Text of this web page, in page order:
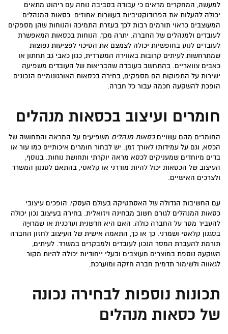
למעשה, המחקרים מראים כי עבודה בסביבה נוחה עם ריהוט מתאים
יכולה להעלות את הפרודוקטיביות בעשרות אחוזים. כסאות המנהלים
המעוצבים כראוי תורמים רבות לכך בעזרת התמיכה והנוחות שהן מספקים
לעובדים ולמנהלים של החברה. יתרה מכך, הנוחות בכסאות המאפשרת
לעובדים לנוע בחופשיות יכולה לצמצם את הסיכוי לפציעות נפוצות
שמתרחשות לעיתים קרובות באווירה המשרדית, כגון כאבי גב תחתון או
כאבים צוואריים. בהתחשב בעובדה שהבריאות של העובדים משפיעה
ישירות על התפוקות הם מספקים, בחירה בכסאות האורגונומיים הנכונים
הופכת להשקעה חכמה עבור כל חברה.
חומרים ועיצוב בכסאות מנהלים
החומרים מהם עשוייםכסאות מנהלים משפיעים על המראה והתחושה של
הכסא, וגם על עמידותו לאורך זמן. יש לבחור חומרים איכותיים כמו עור או
בדים מיוחדים שמעניקים לכסא מראה יוקרתי ותחושת נוחות. בנוסף,
העיצוב של הכסאות יכול להיות מודרני או קלאסי, בהתאם לסגנון המשרד
ולצרכים האישיים.
עם החשיבות הגדולה של האסתטיקה בעולם העסקי, הופכים עיצובי
כסאות המנהלים לגורם חשוב מבחינה ויזואלית. בחירה בעיצוב נכון יכולה
להעביר מסר על החברה כולה: האם היא חדשנית ועדכנית או שמרוּיָה
בסגנון קלאסי ושמרני. כך או כך, התאמה אישית של העיצוב לחזון החברה
תורמת להעברת המסר הנכון לעובדים ולמבקרים במשרד. לעיתים,
השקעה נוספת במוצרים מעוצבים ובעלי ייחודיות יכולה להיות מקור
לגאווה ולשימור תדמית חברה חזקה ומוערכת.
תכונות נוספות לבחירה נכונה
של כסאות מנהלים